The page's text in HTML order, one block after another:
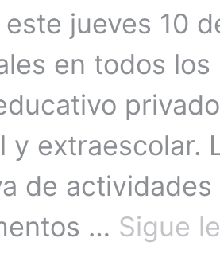
jueves 10
en todos
y extraescolar.
de
… Sigue